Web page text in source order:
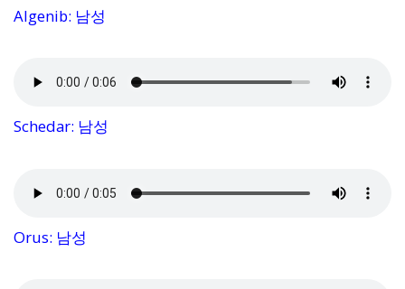
Algenib: 남성
Schedar: 남성
Orus: 남성